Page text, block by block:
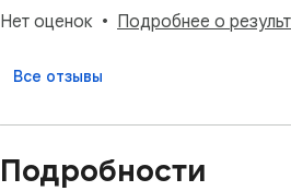
Нет оценок Подробнее о
Все отзывы
Подробности